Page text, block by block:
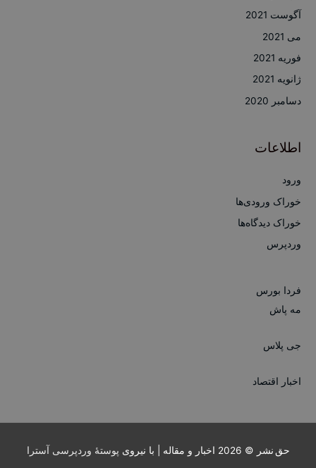
آگوست 2021
می 2021
فوریه 2021
ژانویه 2021
دسامبر 2020
اطلاعات
ورود
خوراک ورودی‌ها
خوراک دیدگاه‌ها
وردپرس
فردا بورس
مه پاش
جی پلاس
اخبار اقتصاد
حق نشر © 2026 اخبار و مقاله | با نیروی پوستهٔ وردپرسی آسترا